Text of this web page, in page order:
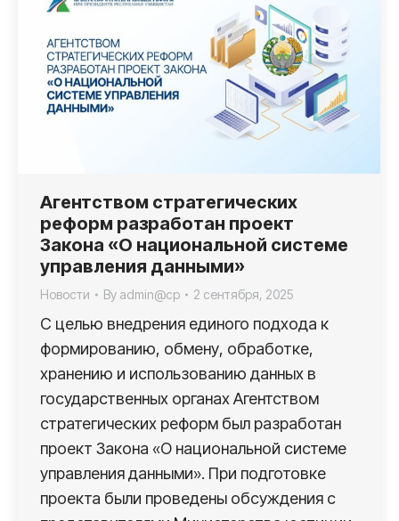
Агентством стратегических
реформ разработан проект
Закона «О национальной системе
управления данными»
Новости By admin@cp 2 сентября, 2025
С целью внедрения единого подхода к
формированию, обмену, обработке,
хранению и использованию данных в
государственных органах Агентством
стратегических реформ был разработан
проект Закона «О национальной системе
управления данными». При подготовке
проекта были проведены обсуждения с